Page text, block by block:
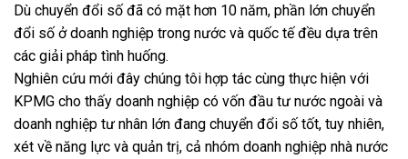
Dù chuyển đổi số đã có mặt hơn 10 năm, phần lớn chuyển
đổi số ở doanh nghiệp trong nước và quốc tế đều dựa trên
các giải pháp tình huống.
Nghiên cứu mới đây chúng tôi hợp tác cùng thực hiện với
KPMG cho thấy doanh nghiệp có vốn đầu tư nước ngoài và
doanh nghiệp tư nhân lớn đang chuyển đổi số tốt, tuy nhiên,
xét về năng lực và quản trị, cả nhóm doanh nghiệp nhà nước